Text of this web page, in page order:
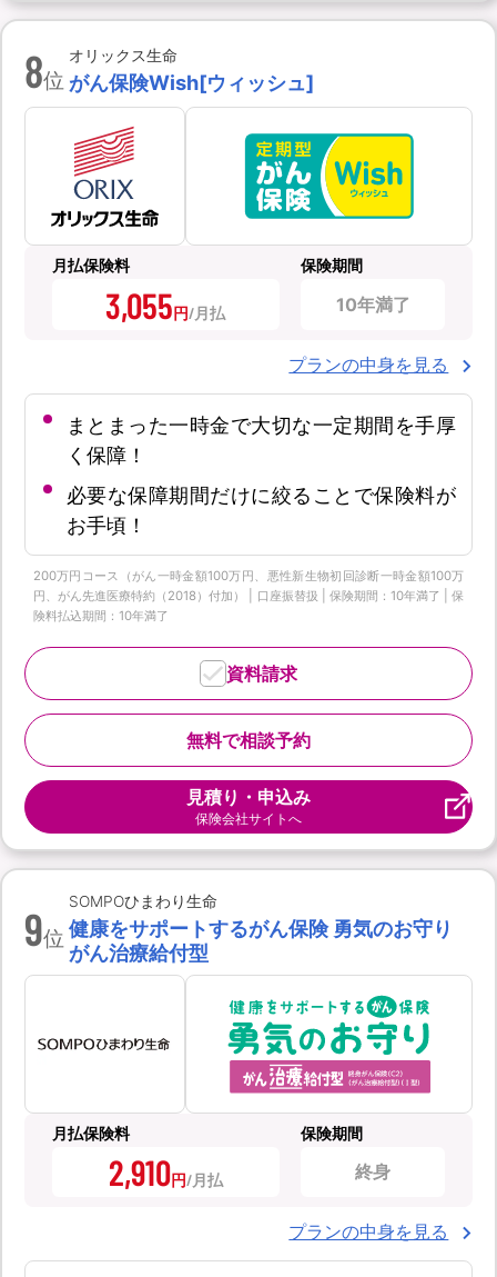
8位
オリックス生命
がん保険Wish[ウィッシュ]
月払保険料
3,055円
保険期間
10年満了
プランの中身を見る
まとまった一時金で大切な一定期間を手厚
く保障！
必要な保障期間だけに絞ることで保険料が
お手頃！
200万円コース（がん一時金額100万円、悪性新生物初回診断一時金額100万
円、がん先進医療特約（2018）付加） | 口座振替扱 | 保険期間：10年満了 | 保
険料払込期間：10年満了
無料で相談予約
資料請求
見積り・申込み
保険会社サイトへ
9位
SOMPOひまわり生命
健康をサポートするがん保険 勇気のお守り
がん治療給付型
月払保険料
2,910円
保険期間
終身
プランの中身を見る